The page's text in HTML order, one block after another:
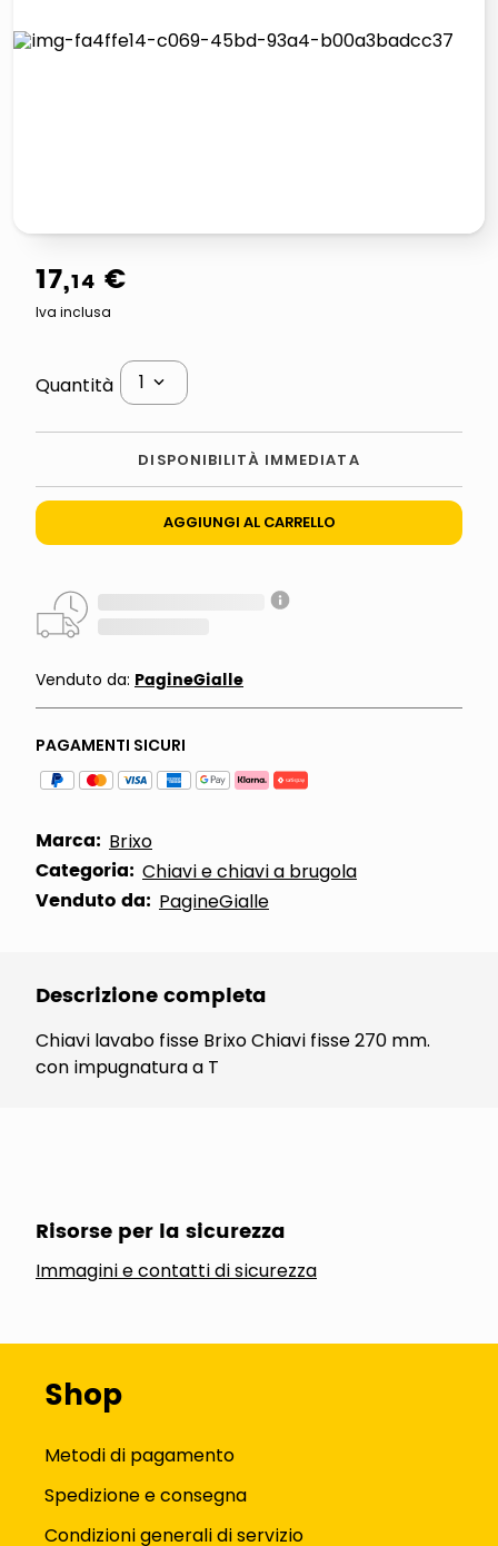
airpods
17,14 €
Iva inclusa
Quantità 1
DISPONIBILITÀ IMMEDIATA
AGGIUNGI AL CARRELLO
Venduto da: PagineGialle
PAGAMENTI SICURI
Marca: Brixo
Categoria: Chiavi e chiavi a brugola
Venduto da: PagineGialle
Descrizione completa
Chiavi lavabo fisse Brixo Chiavi fisse 270 mm.
con impugnatura a T
Risorse per la sicurezza
Immagini e contatti di sicurezza
Shop
Metodi di pagamento
Spedizione e consegna
Condizioni generali di servizio